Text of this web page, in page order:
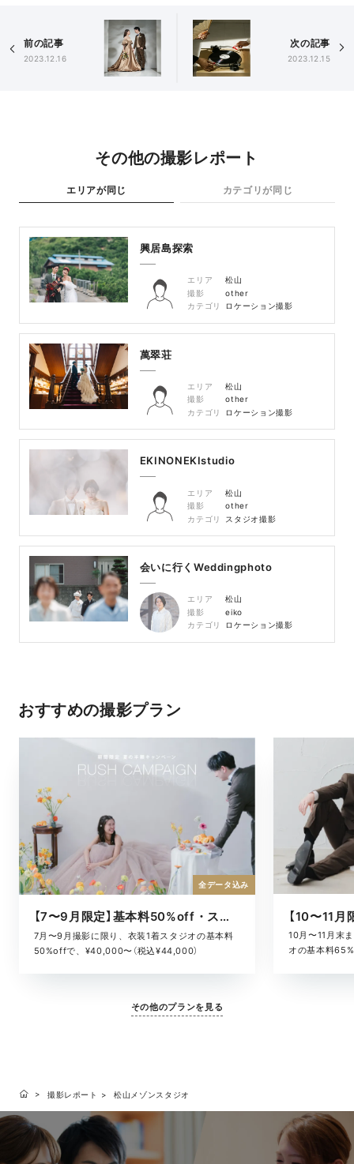
前の記事
2023.12.16
次の記事
2023.12.15
その他の撮影レポート
エリアが同じ カテゴリが同じ
興居島探索
エリア
松山
撮影
other
カテゴリ
ロケーション撮影
萬翠荘
エリア
松山
撮影
other
カテゴリ
ロケーション撮影
EKINONEKIstudio
エリア
松山
撮影
other
カテゴリ
スタジオ撮影
会いに行くWeddingphoto
エリア
松山
撮影
eiko
カテゴリ
ロケーション撮影
おすすめの撮影プラン
【7〜9月限定】基本料50%off・スタジオキャンペーン
7月〜9月撮影に限り、衣装1着スタジオの基本料
50%offで、¥40,000〜（税込¥44,000）
全データ込み
10月〜11月末
オの基本料
その他のプランを見る
撮影レポート 松山メゾンスタジオ